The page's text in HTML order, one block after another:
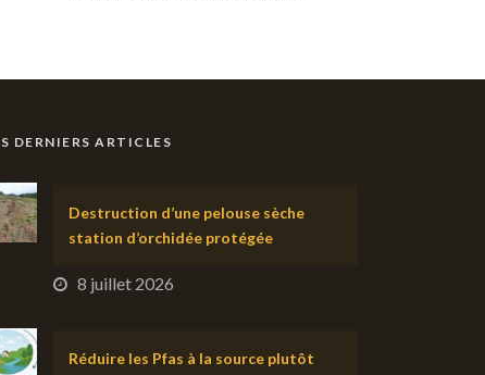
DERNIERS ARTICLES
Destruction d’une pelouse sèche
station d’orchidée protégée
8 juillet 2026
Réduire les Pfas à la source plutôt